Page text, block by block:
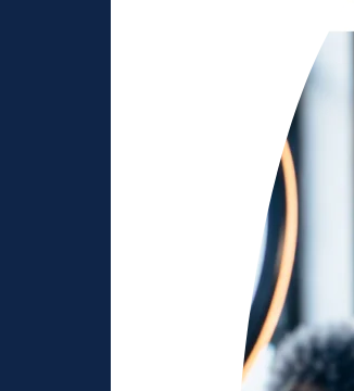
Menarik
Bernilai